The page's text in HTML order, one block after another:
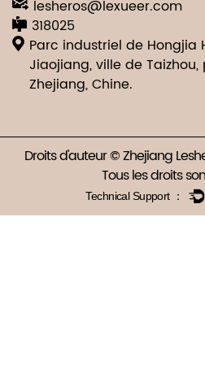
lesheros@lexueer.com
318025
Parc industriel de Hongjia
Jiaojiang, ville de
Zhejiang, Chine.
Droits d'auteur © Zhejiang
Tous les droits
Technical Support ：